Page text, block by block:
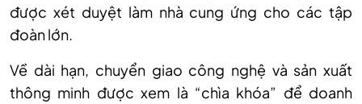
được xét duyệt làm nhà cung ứng cho các tập
đoàn lớn.
Về dài hạn, chuyển giao công nghệ và sản xuất
thông minh được xem là “chìa khóa” để doanh